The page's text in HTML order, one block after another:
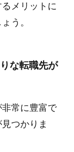
メリットに
う。
な転職先が
常に豊富で
つかりま